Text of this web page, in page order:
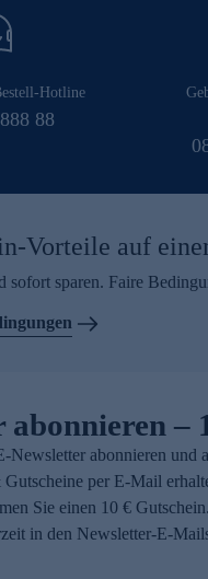
Hotline
88
Vorteile auf
sofort sparen. Faire
abonnieren –
Newsletter abonnieren und
per E-Mail
Sie einen 10 €
in den Newsletter-E-